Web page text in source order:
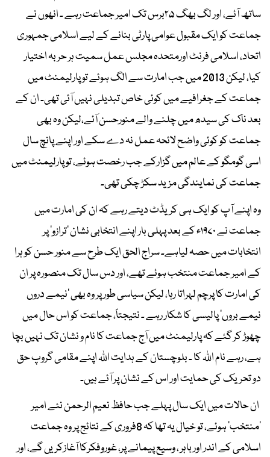
ساتھ آئے، اور لگ بھگ ۲۵برس تک امیر جماعت رہے ۔ انھوں نے
جماعت کو ایک مقبول عوامی پارٹی بنانے کے لیے اسلامی جمہوری
اتحاد، اسلامی فرنٹ اورمتحدہ مجلس عمل سمیت ہر حربہ اختیار
کیا، لیکن 2013 میں جب امارت سے الگ ہوئے تو پارلیمنٹ میں
جماعت کے جغرافیے میں کوئی خاص تبدیلی نہیں آئی تھی۔ ان کے
بعد ناک کی سیدھ میں چلنے والے منورحسن آئے،لیکن وہ بھی
جماعت کو کوئی واضح لائحہ عمل نہ دے سکے اور اپنے پانچ سال
اسی گومگو کے عالم میں گزارکے جب رخصت ہوئے، تو پارلیمنٹ میں
جماعت کی نمایندگی مزید سکڑ چکی تھی۔
وہ اپنے آپ کو ایک ہی کریڈٹ دیتے رہے کہ ان کی امارت میں
جماعت نے ۱۹۷۰ء کے بعد پہلی بار اپنے انتخابی نشان ’ترازو‘ پر
انتخابات میں حصہ لیاہے۔ سراج الحق ایک طرح سے منور حسن کو ہرا
کے امیر جماعت منتخب ہوئے تھے، اور دس سال تک منصورہ پر ان
کی امارت کا پرچم لہراتا رہا، لیکن سیاسی طور پر وہ بھی ’نیمے دروں
نیمے بروں‘ پالیسی کا شکار رہے ۔ نتیجتاً، جماعت کو اس حال میں
چھوڑ کر گئے کہ پارلیمنٹ میں آج جماعت کا نام و نشان تک نہیں بچا
ہے، رہے نام اللہ کا ۔ بلوچستان کے ہدایت اللہ اپنے مقامی گروپ حق
دو تحریک کی حمایت اور اس کے نشان پر آئے ہیں۔
ان حالات میں ایک سال پہلے جب حافظ نعیم الرحمن نئے امیر
’منتخب‘ ہوئے، تو خیال یہ تھا کہ 8فروری کے نتائج پر وہ جماعت
اسلامی کے اندر اور باہر ، وسیع پیمانے پر، غوروفکرکا آغازکریں گے، اور